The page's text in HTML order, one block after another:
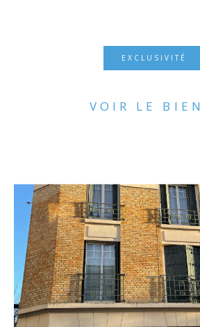
EXCLUSIVITÉ
VOIR LE BIEN